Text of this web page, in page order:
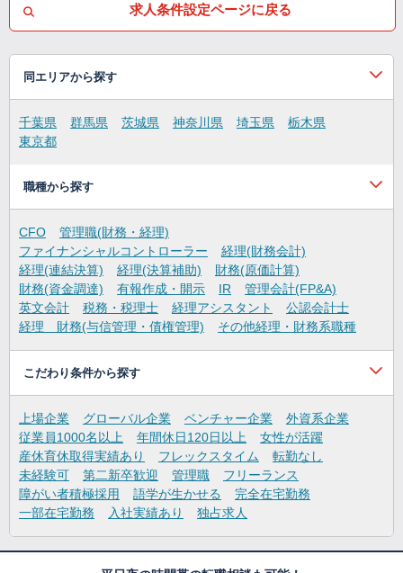
求人条件設定ページに戻る
同エリアから探す
千葉県 群馬県 茨城県 神奈川県 埼玉県
栃木県
東京都
職種から探す
CFO
管理職(財務・経理)
ファイナンシャルコントローラー
経理(財務会計)
経理(連結決算)
経理(決算補助)
財務(原価計算)
財務(資金調達)
有報作成・開示 IR
管理会計(FP&A)
英文会計
税務・税理士 経理アシスタント
公認会計士
経理 財務(与信管理・債権管理)
その他経理・財務系職種
こだわり条件から探す
上場企業 グローバル企業 ベンチャー企業
外資系企業
従業員1000名以上
年間休日120日以上
女性が活躍
産休育休取得実績あり
フレックスタイム
転勤なし
未経験可
第二新卒歓迎 管理職
フリーランス
障がい者積極採用
語学が生かせる
完全在宅勤務
一部在宅勤務
入社実績あり 独占求人